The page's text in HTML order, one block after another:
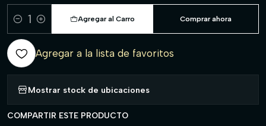
Cantidad
Agregar al Carro Comprar ahora
Agregar a la lista de favoritos
Mostrar stock de ubicaciones
COMPARTIR ESTE PRODUCTO